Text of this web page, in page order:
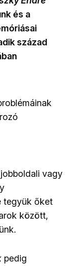
és a
század
vagy
tegyük őket
között,
pedig